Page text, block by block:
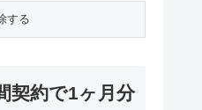
契約で1ヶ月分